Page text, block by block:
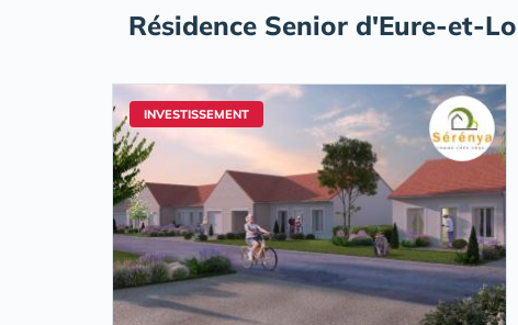
Résidence Senior d'Eure-et-
INVESTISSEMENT